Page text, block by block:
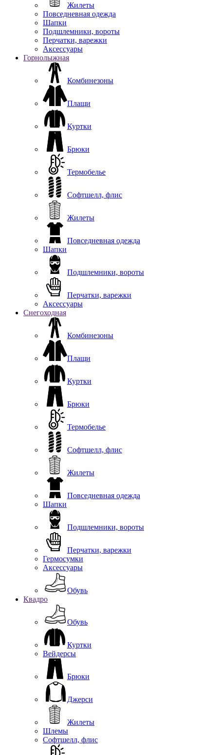
Жилеты
Повседневная одежда
Шапки
Подшлемники, вороты
Перчатки, варежки
Аксессуары
Горнолыжная
Комбинезоны
Плащи
Куртки
Брюки
Термобелье
Софтшелл, флис
Жилеты
Повседневная одежда
Шапки
Подшлемники, вороты
Перчатки, варежки
Аксессуары
Снегоходная
Комбинезоны
Плащи
Куртки
Брюки
Термобелье
Софтшелл, флис
Жилеты
Повседневная одежда
Шапки
Подшлемники, вороты
Перчатки, варежки
Гермосумки
Аксессуары
Обувь
Квадро
Обувь
Куртки
Вейдерсы
Брюки
Джерси
Жилеты
Шлемы
Софтшелл, флис